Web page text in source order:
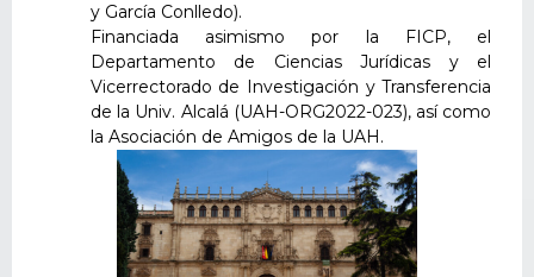
y García Conlledo).
Financiada asimismo por la FICP, el
Departamento de Ciencias Jurídicas y el
Vicerrectorado de Investigación y Transferencia
de la Univ. Alcalá (UAH-ORG2022-023), así como
la Asociación de Amigos de la UAH.